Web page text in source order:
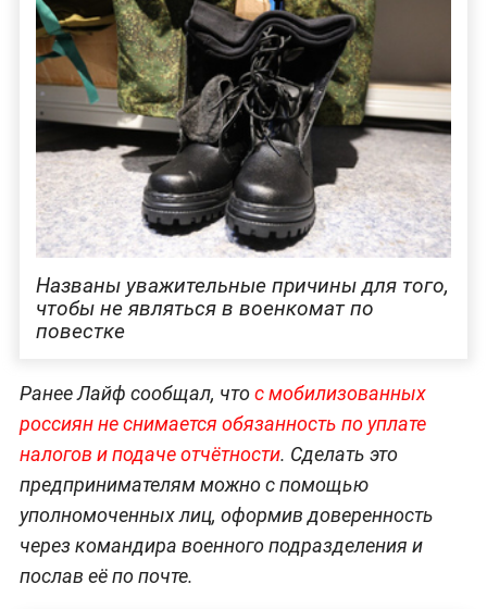
Названы уважительные причины для того,
чтобы не являться в военкомат по
повестке
Ранее Лайф сообщал, чтос мобилизованных
россиян не снимается обязанность по уплате
налогов и подаче отчётности. Сделать это
предпринимателям можно с помощью
уполномоченных лиц, оформив доверенность
через командира военного подразделения и
послав её по почте.